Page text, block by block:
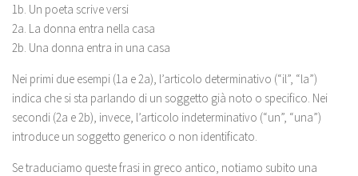
1b. Un poeta scrive versi
2a. La donna entra nella casa
2b. Una donna entra in una casa
Nei primi due esempi (1a e 2a), l’articolo determinativo (“il”, “la”)
indica che si sta parlando di un soggetto già noto o specifico. Nei
secondi (2a e 2b), invece, l’articolo indeterminativo (“un”, “una”)
introduce un soggetto generico o non identificato.
Se traduciamo queste frasi in greco antico, notiamo subito una